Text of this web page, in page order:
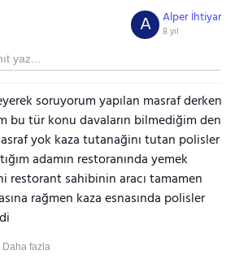
Alper İhtiyar
8 yıl
A
soruyorum yapılan masraf derken
bu tür konu davaların bilmediğim den
yok kaza tutanağinı tutan polisler
adamın restoranında yemek
restorant sahibinin aracı tamamen
rağmen kaza esnasında polisler
Daha fazla